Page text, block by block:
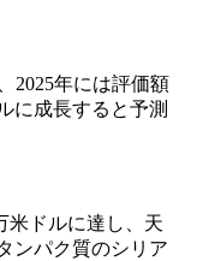
2025年には評価額
に成長すると予測
米ドルに達し、天
ンパク質のシリア